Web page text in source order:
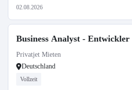
02.08.2026
Business Analyst - Entwickler
Privatjet Mieten
Deutschland
Vollzeit